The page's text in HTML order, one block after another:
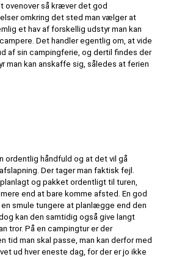
ovenover så kræver det god
omkring det sted man vælger at
et hav af forskellig udstyr man kan
Det handler egentlig om, at vide
af sin campingferie, og dertil findes der
man kan anskaffe sig, således at ferien
ordentlig håndfuld og at det vil gå
Der tager man faktisk fejl.
og pakket ordentligt til turen,
end at bare komme afsted. En god
smule tungere at planlægge end den
kan den samtidig også give langt
tror. På en campingtur er der
tid man skal passe, man kan derfor med
ud hver eneste dag, for der er jo ikke